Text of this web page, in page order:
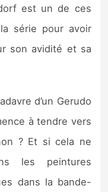
est un de ces
série pour avoir
son avidité et sa
d’un Gerudo
à tendre vers
? Et si cela ne
les peintures
dans la bande-